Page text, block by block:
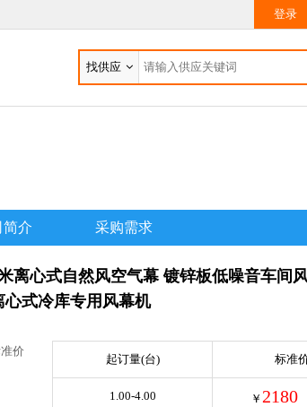
登录
找供应
简介 采购需求
离心式自然风空气幕 镀锌板低噪音车间
心式冷库专用风幕机
价
起订量(台) 标准
1.00-4.00 ￥ 2180